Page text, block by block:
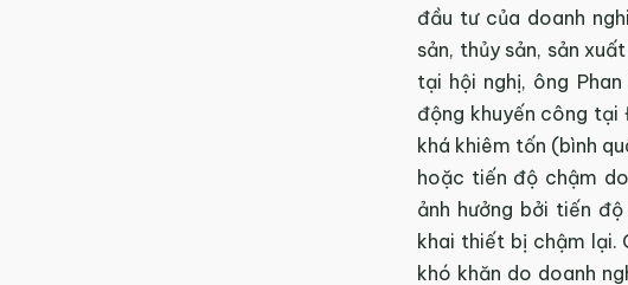
đầu tư của doanh
sản, thủy sản, sản
tại hội nghị, ông
động khuyến công tại
khá khiêm tốn (bình
hoặc tiến độ chậm
ảnh hưởng bởi tiến
khai thiết bị chậm lại.
khó khăn do doanh